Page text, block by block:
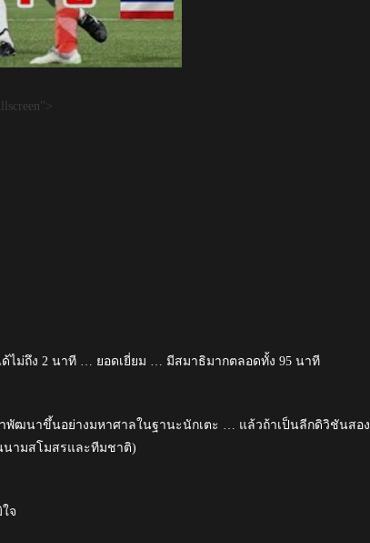
ไม่ถึง 2 นาที … ยอดเยี่ยม … มีสมาธิมากตลอดทั้ง 95 นาที
พัฒนาขึ้นอย่างมหาศาลในฐานะนักเตะ … แล้วถ้าเป็นลีกดิวิชันสอง
นามสโมสรและทีมชาติ)
จ